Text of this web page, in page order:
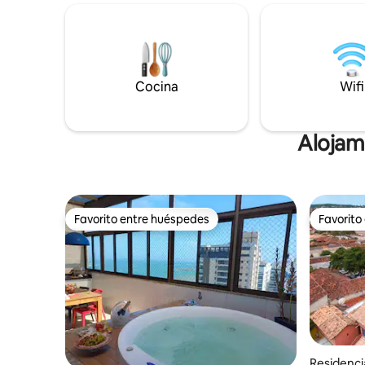
estará disponible.
Cocina Wifi
Favorito entre huéspedes
Favorito entre huéspedes